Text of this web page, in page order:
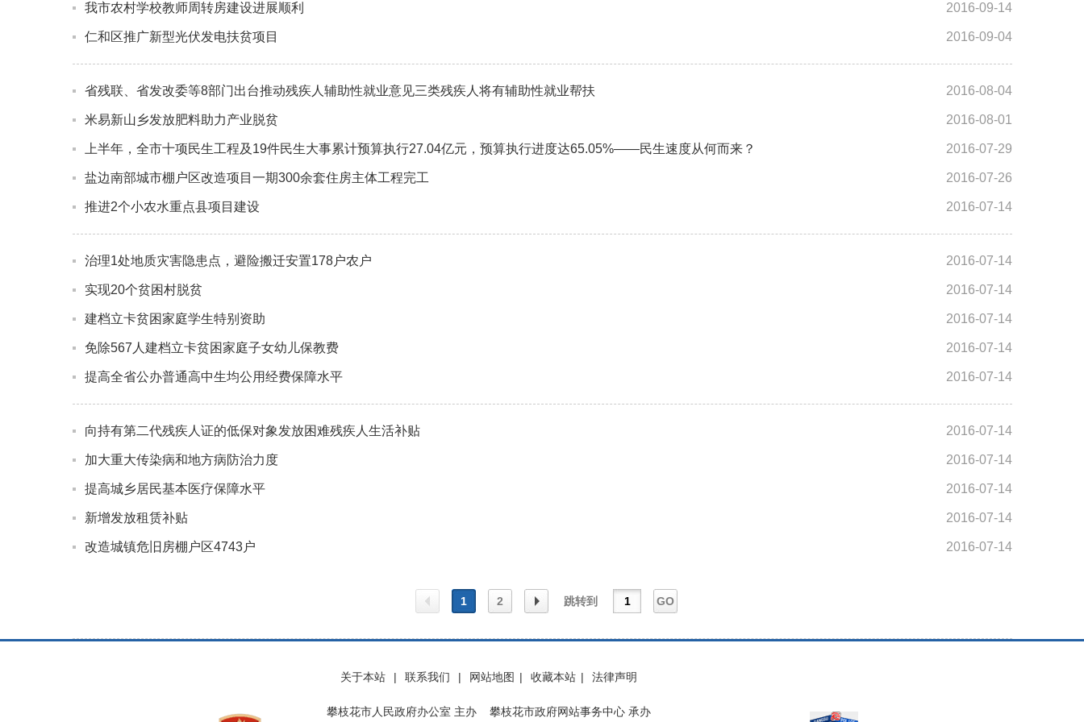
2016-09-14
我市农村学校教师周转房建设进展顺利
2016-09-04
仁和区推广新型光伏发电扶贫项目
2016-08-04
省残联、省发改委等8部门出台推动残疾人辅助性就业意见三类残疾人将有辅助性就业帮扶
2016-08-01
米易新山乡发放肥料助力产业脱贫
2016-07-29
上半年，全市十项民生工程及19件民生大事累计预算执行27.04亿元，预算执行进度达65.05%——民生速度从何而来？
2016-07-26
盐边南部城市棚户区改造项目一期300余套住房主体工程完工
2016-07-14
推进2个小农水重点县项目建设
2016-07-14
治理1处地质灾害隐患点，避险搬迁安置178户农户
2016-07-14
实现20个贫困村脱贫
2016-07-14
建档立卡贫困家庭学生特别资助
2016-07-14
免除567人建档立卡贫困家庭子女幼儿保教费
2016-07-14
提高全省公办普通高中生均公用经费保障水平
2016-07-14
向持有第二代残疾人证的低保对象发放困难残疾人生活补贴
2016-07-14
加大重大传染病和地方病防治力度
2016-07-14
提高城乡居民基本医疗保障水平
2016-07-14
新增发放租赁补贴
2016-07-14
改造城镇危旧房棚户区4743户
页
1 2
页
跳转到 GO
关于本站 | 联系我们 | 网站地图 | 收藏本站 | 法律声明
攀枝花市人民政府办公室 主办 攀枝花市政府网站事务中心 承办